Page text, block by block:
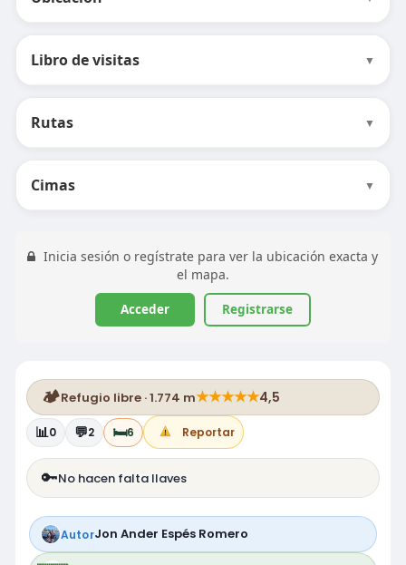
Libro de visitas ▼
Rutas ▼
Cimas ▼
Inicia sesión o regístrate para ver la ubicación exacta y
el mapa.
Acceder Registrarse
🏕️Refugio libre · 1.774 m★★★★★4,5
📊0 💬2 🛏️6 Reportar
🔑No hacen falta llaves
AutorJon Ander Espés Romero